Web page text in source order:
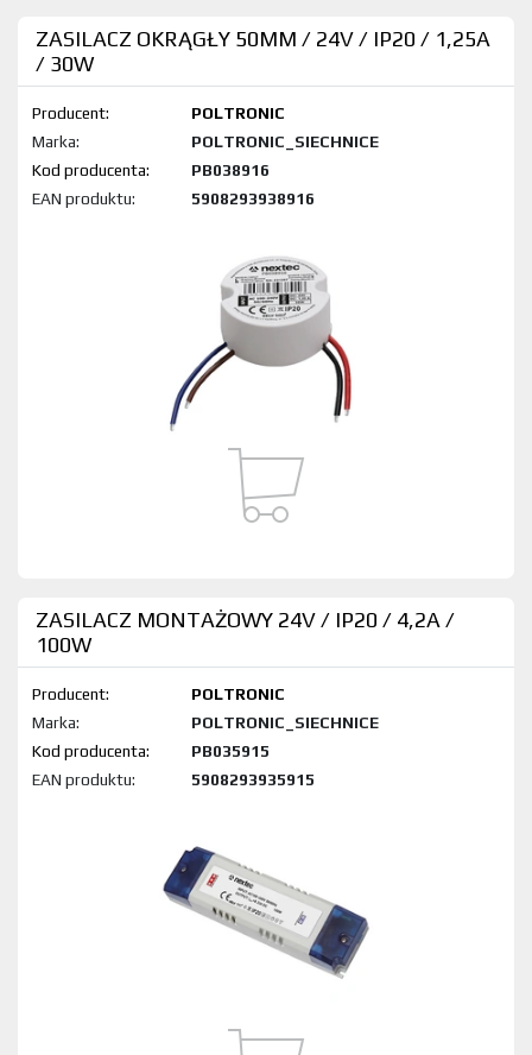
ZASILACZ OKRĄGŁY 50MM / 24V / IP20 / 1,25A
/ 30W
Producent:
POLTRONIC
Marka:
POLTRONIC_SIECHNICE
Kod produktu:
PB038916
EAN produktu:
5908293938916
ZASILACZ MONTAŻOWY 24V / IP20 / 4,2A /
100W
Producent:
POLTRONIC
Marka:
POLTRONIC_SIECHNICE
Kod produktu:
PB035915
EAN produktu:
5908293935915